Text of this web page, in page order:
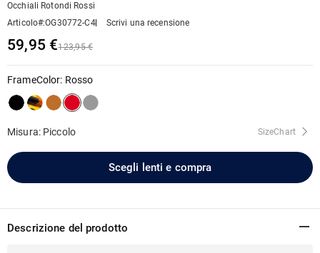
Occhiali Rotondi Rossi
Articolo#:OG30772-C4 Scrivi una recensione
59,95 €123,95 €
FrameColor: Rosso
Misura: Piccolo SizeChart
Scegli lenti e compra
Descrizione del prodotto